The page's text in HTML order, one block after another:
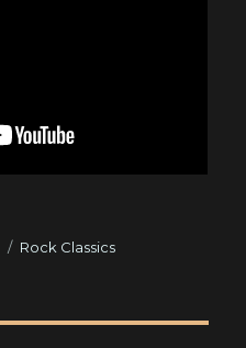
Kategorien
Rock Classics